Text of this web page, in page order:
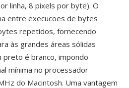
linha, 8 pixels por byte). O
entre execucoes de bytes
repetidos, fornecendo
às grandes áreas sólidas
preto é branco, impondo
mínima no processador
do Macintosh. Uma vantagem